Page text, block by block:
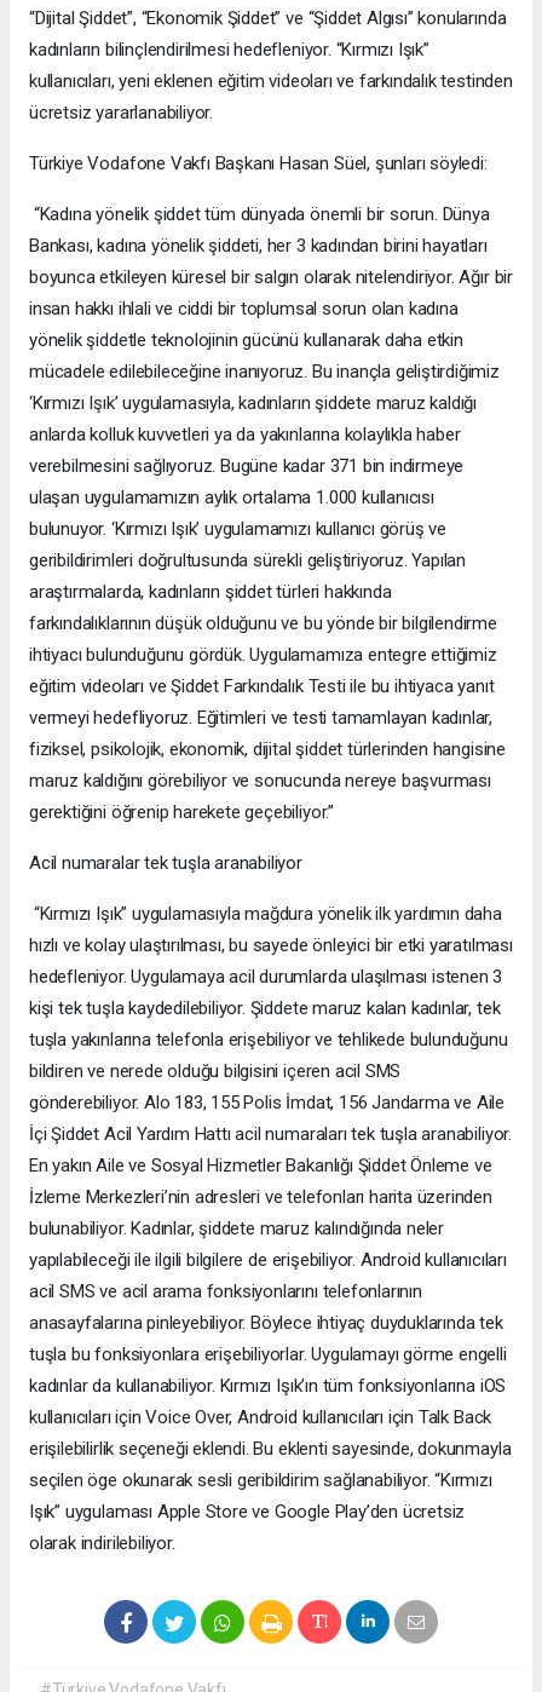
“Dijital Şiddet”, “Ekonomik Şiddet” ve “Şiddet Algısı” konularında
kadınların bilinçlendirilmesi hedefleniyor. “Kırmızı Işık”
kullanıcıları, yeni eklenen eğitim videoları ve farkındalık testinden
ücretsiz yararlanabiliyor.
Türkiye Vodafone Vakfı Başkanı Hasan Süel, şunları söyledi:
“Kadına yönelik şiddet tüm dünyada önemli bir sorun. Dünya
Bankası, kadına yönelik şiddeti, her 3 kadından birini hayatları
boyunca etkileyen küresel bir salgın olarak nitelendiriyor. Ağır bir
insan hakkı ihlali ve ciddi bir toplumsal sorun olan kadına
yönelik şiddetle teknolojinin gücünü kullanarak daha etkin
mücadele edilebileceğine inanıyoruz. Bu inançla geliştirdiğimiz
‘Kırmızı Işık’ uygulamasıyla, kadınların şiddete maruz kaldığı
anlarda kolluk kuvvetleri ya da yakınlarına kolaylıkla haber
verebilmesini sağlıyoruz. Bugüne kadar 371 bin indirmeye
ulaşan uygulamamızın aylık ortalama 1.000 kullanıcısı
bulunuyor. ‘Kırmızı Işık’ uygulamamızı kullanıcı görüş ve
geribildirimleri doğrultusunda sürekli geliştiriyoruz. Yapılan
araştırmalarda, kadınların şiddet türleri hakkında
farkındalıklarının düşük olduğunu ve bu yönde bir bilgilendirme
ihtiyacı bulunduğunu gördük. Uygulamamıza entegre ettiğimiz
eğitim videoları ve Şiddet Farkındalık Testi ile bu ihtiyaca yanıt
vermeyi hedefliyoruz. Eğitimleri ve testi tamamlayan kadınlar,
fiziksel, psikolojik, ekonomik, dijital şiddet türlerinden hangisine
maruz kaldığını görebiliyor ve sonucunda nereye başvurması
gerektiğini öğrenip harekete geçebiliyor.”
Acil numaralar tek tuşla aranabiliyor
“Kırmızı Işık” uygulamasıyla mağdura yönelik ilk yardımın daha
hızlı ve kolay ulaştırılması, bu sayede önleyici bir etki yaratılması
hedefleniyor. Uygulamaya acil durumlarda ulaşılması istenen 3
kişi tek tuşla kaydedilebiliyor. Şiddete maruz kalan kadınlar, tek
tuşla yakınlarına telefonla erişebiliyor ve tehlikede bulunduğunu
bildiren ve nerede olduğu bilgisini içeren acil SMS
gönderebiliyor. Alo 183, 155 Polis İmdat, 156 Jandarma ve Aile
İçi Şiddet Acil Yardım Hattı acil numaraları tek tuşla aranabiliyor.
En yakın Aile ve Sosyal Hizmetler Bakanlığı Şiddet Önleme ve
İzleme Merkezleri’nin adresleri ve telefonları harita üzerinden
bulunabiliyor. Kadınlar, şiddete maruz kalındığında neler
yapılabileceği ile ilgili bilgilere de erişebiliyor. Android kullanıcıları
acil SMS ve acil arama fonksiyonlarını telefonlarının
anasayfalarına pinleyebiliyor. Böylece ihtiyaç duyduklarında tek
tuşla bu fonksiyonlara erişebiliyorlar. Uygulamayı görme engelli
kadınlar da kullanabiliyor. Kırmızı Işık’ın tüm fonksiyonlarına iOS
kullanıcıları için Voice Over, Android kullanıcıları için Talk Back
erişilebilirlik seçeneği eklendi. Bu eklenti sayesinde, dokunmayla
seçilen öge okunarak sesli geribildirim sağlanabiliyor. “Kırmızı
Işık” uygulaması Apple Store ve Google Play’den ücretsiz
olarak indirilebiliyor.